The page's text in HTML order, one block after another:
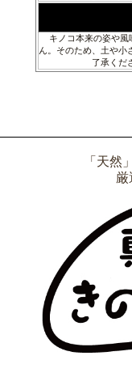
キノコ本来の姿や
ん。そのため、土や小
了承くだ
「天然
厳